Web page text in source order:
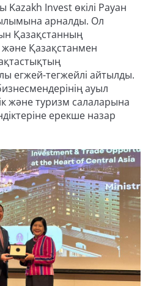
Invest өкілі Рауан
арналды. Ол
Қазақстанның
және Қазақстанмен
егжей-тегжейлі айтылды.
ауыл
және туризм салаларына
ерекше назар